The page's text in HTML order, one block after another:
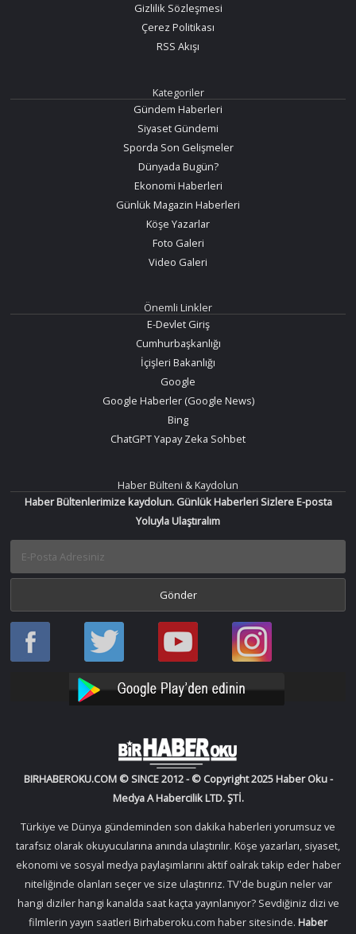
Gizlilik Sözleşmesi
Çerez Politikası
RSS Akışı
Kategoriler
Gündem Haberleri
Siyaset Gündemi
Sporda Son Gelişmeler
Dünyada Bugün?
Ekonomi Haberleri
Günlük Magazin Haberleri
Köşe Yazarlar
Foto Galeri
Video Galeri
Önemli Linkler
E-Devlet Giriş
Cumhurbaşkanlığı
İçişleri Bakanlığı
Google
Google Haberler (Google News)
Bing
ChatGPT Yapay Zeka Sohbet
Haber Bülteni & Kaydolun
Haber Bültenlerimize kaydolun. Günlük Haberleri Sizlere E-posta
Yoluyla Ulaştıralım
Haber
Oku
Haber
Oku
Bir
Haber
YouTube
Bir
Haber
Instagram
BIRHABEROKU.COM © SINCE 2012 - © Copyright 2025 Haber Oku -
Medya A Habercilik LTD. ŞTİ.
Türkiye ve Dünya gündeminden son dakika haberleri yorumsuz ve
tarafsız olarak okuyucularına anında ulaştırılır. Köşe yazarları, siyaset,
ekonomi ve sosyal medya paylaşımlarını aktif oalrak takip eder haber
niteliğinde olanları seçer ve size ulaştırırız. TV'de bugün neler var
hangi diziler hangi kanalda saat kaçta yayınlanıyor? Sevdiğiniz dizi ve
filmlerin yayın saatleri Birhaberoku.com haber sitesinde. Haber